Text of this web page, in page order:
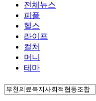
전체뉴스
피플
헬스
라이프
컬처
머니
테마